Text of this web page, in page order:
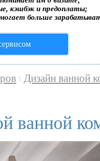
кэшбэк и предоплаты;
больше
\ Дизайн ванной
ванной